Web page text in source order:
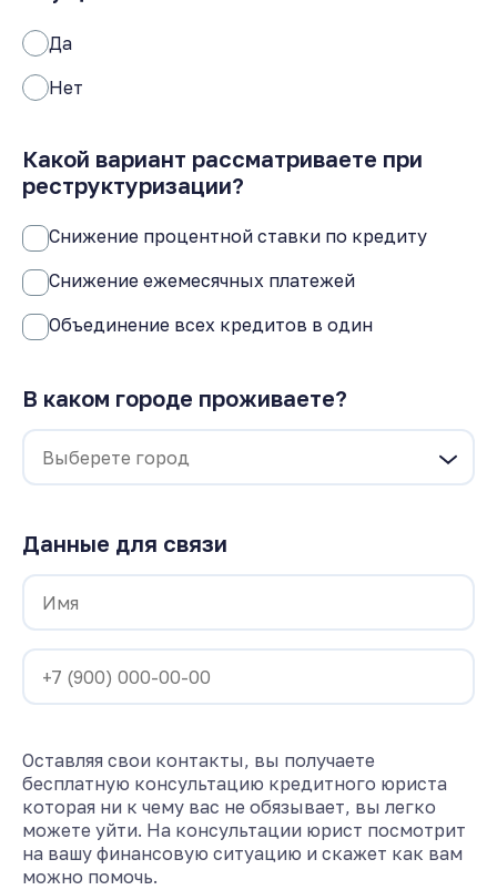
Да
Нет
Какой вариант рассматриваете при
реструктуризации?
Снижение процентной ставки по кредиту
Снижение ежемесячных платежей
Объединение всех кредитов в один
В каком городе проживаете?
Данные для связи
Оставляя свои контакты, вы получаете
бесплатную консультацию кредитного юриста
которая ни к чему вас не обязывает, вы легко
можете уйти. На консультации юрист посмотрит
на вашу финансовую ситуацию и скажет как вам
можно помочь.